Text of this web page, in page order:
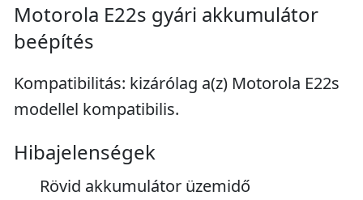
Motorola E22s gyári akkumulátor
beépítés
Kompatibilitás: kizárólag a(z) Motorola E22s
modellel kompatibilis.
Hibajelenségek
Rövid akkumulátor üzemidő